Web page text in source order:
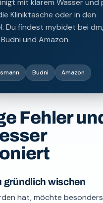
Kliniktasche oder in den
Du findest mybidet bei dm,
und Amazon.
Budni Amazon
Fehler
gründlich wischen
hat, möchte